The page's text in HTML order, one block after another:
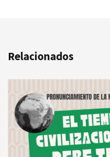
Relacionados